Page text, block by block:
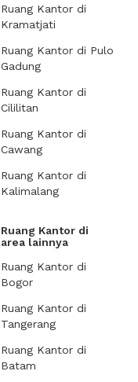
Ruang Kantor di
Kramatjati
Ruang Kantor di Pulo
Gadung
Ruang Kantor di
Cililitan
Ruang Kantor di
Cawang
Ruang Kantor di
Kalimalang
Ruang Kantor di
area lainnya
Ruang Kantor di
Bogor
Ruang Kantor di
Tangerang
Ruang Kantor di
Batam